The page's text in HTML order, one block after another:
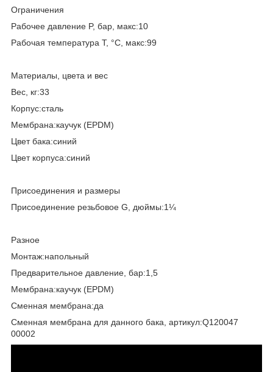
Ограничения
Рабочее давление P, бар, макс:10
Рабочая температура T, °C, макс:99
Материалы, цвета и вес
Вес, кг:33
Корпус:сталь
Мембрана:каучук (EPDM)
Цвет бака:синий
Цвет корпуса:синий
Присоединения и размеры
Присоединение резьбовое G, дюймы:1¼
Разное
Монтаж:напольный
Предварительное давление, бар:1,5
Мембрана:каучук (EPDM)
Сменная мембрана:да
Сменная мембрана для данного бака, артикул:Q120047
00002